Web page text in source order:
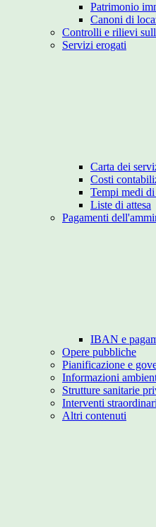
Patrimonio
Canoni di
Controlli e rilievi
Servizi erogati
Carta dei
Costi
Tempi medi
Liste di attesa
Pagamenti
IBAN e
Opere pubbliche
Pianificazione e
Informazioni
Strutture sanitarie
Interventi
Altri contenuti